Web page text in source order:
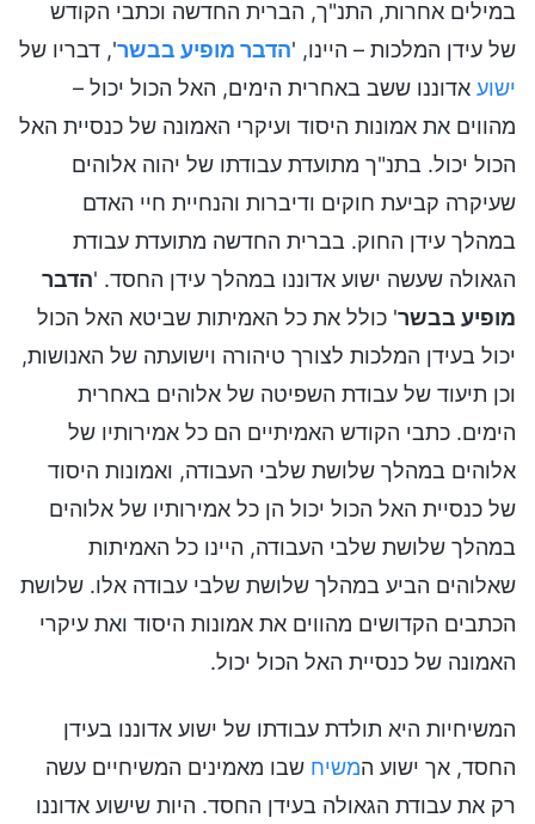
במילים אחרות, התנ"ך, הברית החדשה וכתבי הקודש
של עידן המלכות – היינו, 'הדבר מופיע בבשר', דבריו של
ישוע אדוננו ששב באחרית הימים, האל הכול יכול –
מהווים את אמונות היסוד ועיקרי האמונה של כנסיית האל
הכול יכול. בתנ"ך מתועדת עבודתו של יהוה אלוהים
שעיקרה קביעת חוקים ודיברות והנחיית חיי האדם
במהלך עידן החוק. בברית החדשה מתועדת עבודת
הגאולה שעשה ישוע אדוננו במהלך עידן החסד. 'הדבר
מופיע בבשר' כולל את כל האמיתות שביטא האל הכול
יכול בעידן המלכות לצורך טיהורה וישועתה של האנושות,
וכן תיעוד של עבודת השפיטה של אלוהים באחרית
הימים. כתבי הקודש האמיתיים הם כל אמירותיו של
אלוהים במהלך שלושת שלבי העבודה, ואמונות היסוד
של כנסיית האל הכול יכול הן כל אמירותיו של אלוהים
במהלך שלושת שלבי העבודה, היינו כל האמיתות
שאלוהים הביע במהלך שלושת שלבי עבודה אלו. שלושת
הכתבים הקדושים מהווים את אמונות היסוד ואת עיקרי
האמונה של כנסיית האל הכול יכול.
המשיחיות היא תולדת עבודתו של ישוע אדוננו בעידן
החסד, אך ישוע המשיח שבו מאמינים המשיחיים עשה
רק את עבודת הגאולה בעידן החסד. היות שישוע אדוננו